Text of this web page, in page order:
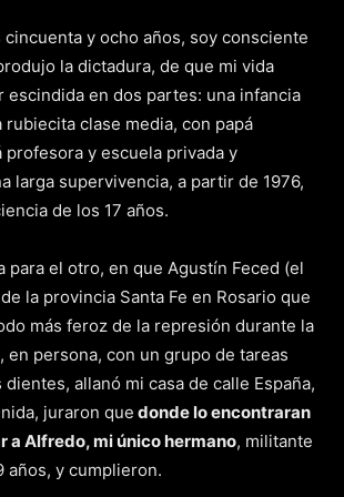
cincuenta y ocho años, soy consciente
la dictadura, de que mi vida
escindida en dos partes: una infancia
rubiecita clase media, con papá
profesora y escuela privada y
larga supervivencia, a partir de 1976,
de los 17 años.
para el otro, en que Agustín Feced (el
la provincia Santa Fe en Rosario que
más feroz de la represión durante la
en persona, con un grupo de tareas
allanó mi casa de calle España,
juraron que donde lo encontraran
a Alfredo, mi único hermano, militante
años, y cumplieron.